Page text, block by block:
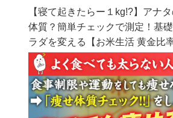
【寝て起きたらー１kg!?】アナ
体質？簡単チェックで測定！基
ラダを変える【お米生活 黄金比率